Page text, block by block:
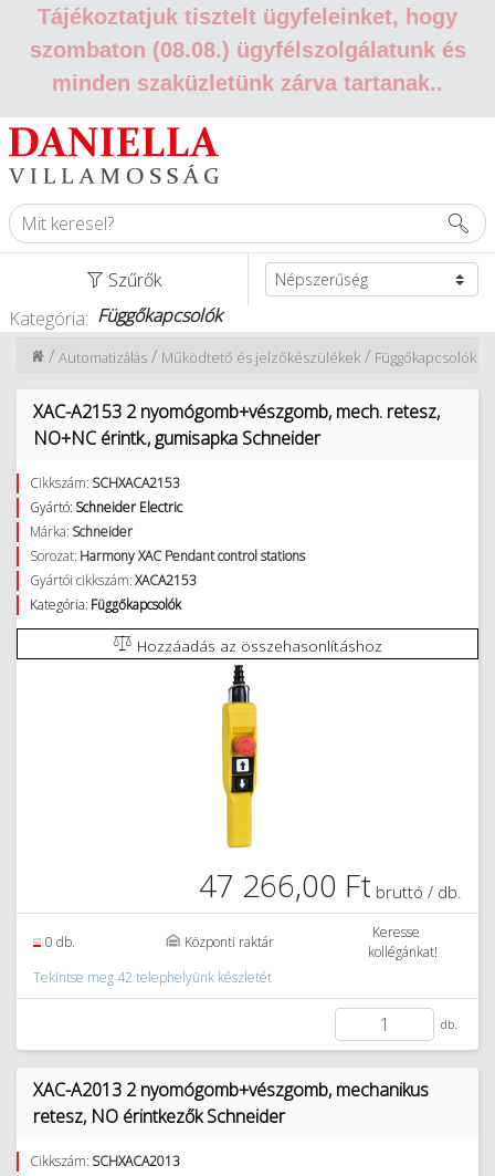
Tájékoztatjuk tisztelt ügyfeleinket, hogy
szombaton (08.08.) ügyfélszolgálatunk és
minden szaküzletünk zárva tartanak..
Szűrők
Kategória: Függőkapcsolók
Függőkapcsolók
/
Működtető és jelzőkészülékek
/
Automatizálás
/
XAC-A2153 2 nyomógomb+vészgomb, mech. retesz,
NO+NC érintk., gumisapka Schneider
Cikkszám: SCHXACA2153
Gyártó: Schneider Electric
Márka: Schneider
Sorozat: Harmony XAC Pendant control stations
Gyártói cikkszám:XACA2153
Kategória: Függőkapcsolók
Hozzáadás az összehasonlításhoz
47 266,00 Ft bruttó / db.
0 db. Központi raktár
Keresse
kollégánkat!
Tekintse meg 42 telephelyünk készletét
db.
XAC-A2013 2 nyomógomb+vészgomb, mechanikus
retesz, NO érintkezők Schneider
Cikkszám: SCHXACA2013